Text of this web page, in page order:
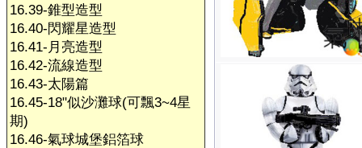
16.39-錐型造型
16.40-閃耀星造型
16.41-月亮造型
16.42-流線造型
16.43-太陽篇
16.45-18"似沙灘球(可飄3~4星
期)
16.46-氣球城堡鋁箔球